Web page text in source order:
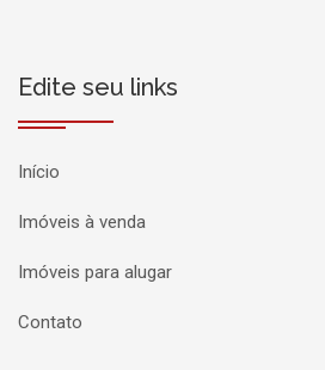
Edite seu links
Início
Imóveis à venda
Imóveis para alugar
Contato